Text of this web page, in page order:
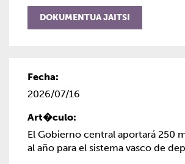
DOKUMENTUA JAITSI
2026/07/16
El Gobierno central aportará 250
al año para el sistema vasco de